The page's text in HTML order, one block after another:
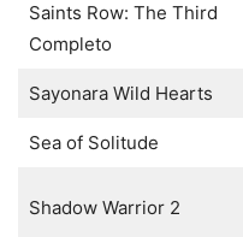
Saints Row: The Third
Completo
Sayonara Wild Hearts
Sea of Solitude
Shadow Warrior 2